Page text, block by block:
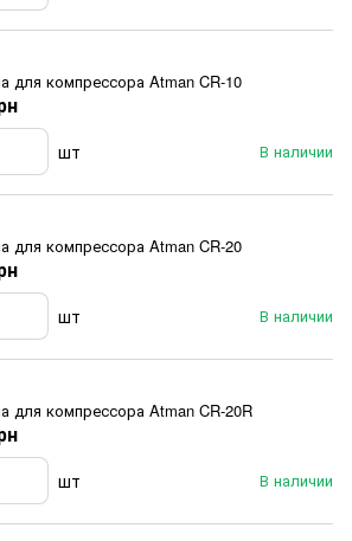
для компрессора Atman CR-10
В наличии
шт
для компрессора Atman CR-20
В наличии
шт
для компрессора Atman CR-20R
В наличии
шт